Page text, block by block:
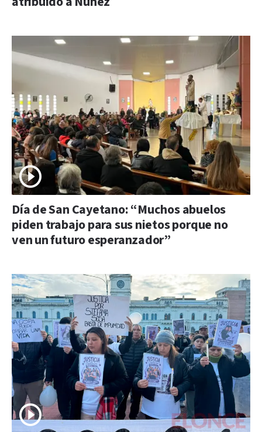
Día de San Cayetano: “Muchos abuelos
piden trabajo para sus nietos porque no
ven un futuro esperanzador”